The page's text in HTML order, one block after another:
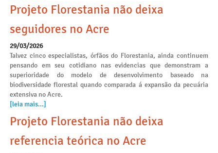
Projeto Florestania não deixa
seguidores no Acre
29/03/2026
Talvez cinco especialistas, órfãos do Florestania, ainda continuem
pensando em seu cotidiano nas evidencias que demonstram a
superioridade do modelo de desenvolvimento baseado na
biodiversidade florestal quando comparada á expansão da pecuária
extensiva no Acre.
[leia mais...]
Projeto Florestania não deixa
referencia teórica no Acre